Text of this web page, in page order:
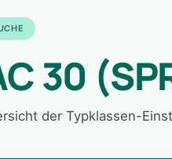
30
der Typklassen-